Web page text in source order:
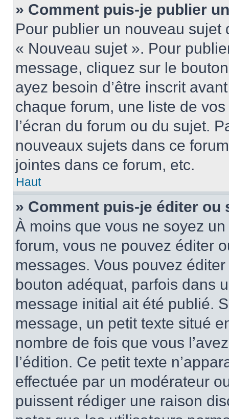
» Comment puis-je publier
Pour publier un nouveau
« Nouveau sujet ». Pour
message, cliquez sur le
ayez besoin d’être inscrit
chaque forum, une liste de
l’écran du forum ou du sujet.
nouveaux sujets dans ce
jointes dans ce forum, etc.
Haut
» Comment puis-je éditer
À moins que vous ne soyez
forum, vous ne pouvez éditer
messages. Vous pouvez
bouton adéquat, parfois dans
message initial ait été publié.
message, un petit texte situé
nombre de fois que vous
l’édition. Ce petit texte
effectuée par un modérateur
puissent rédiger une raison